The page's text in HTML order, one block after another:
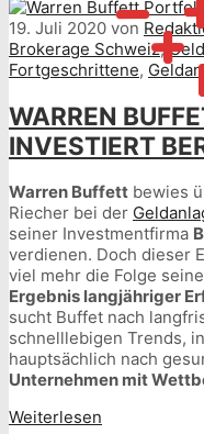
19. Juli 2020 von
Brokerage Schweiz,
Fortgeschrittene,
WARREN
INVESTIERT
Warren Buffett bewies
Riecher bei der
seiner Investmentfirma
verdienen. Doch dieser
viel mehr die Folge
Ergebnis langjähriger
sucht Buffet nach
schnelllebigen Trends,
hauptsächlich nach
Unternehmen mit
Weiterlesen